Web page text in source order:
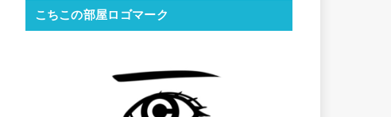
こちこの部屋ロゴマーク